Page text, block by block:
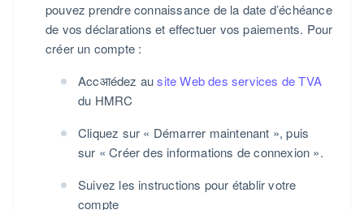
pouvez prendre connaissance de la date d’échéance
de vos déclarations et effectuer vos paiements. Pour
créer un compte :
Accआédez ausite Web des services de TVA
du HMRC
Cliquez sur « Démarrer maintenant », puis
sur « Créer des informations de connexion ».
Suivez les instructions pour établir votre
compte